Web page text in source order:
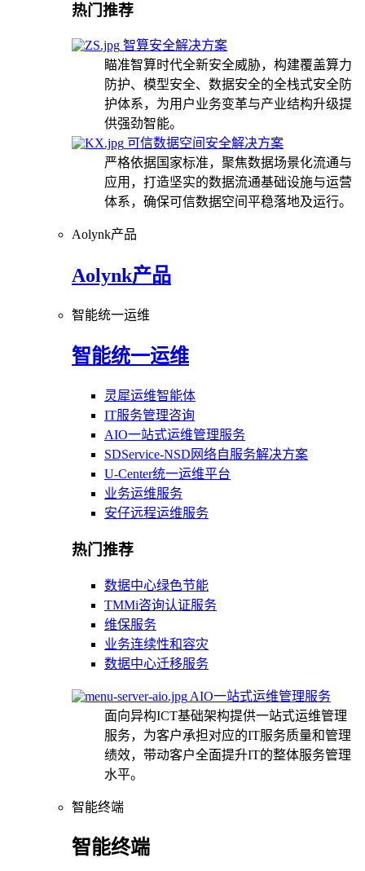
热门推荐
智算安全解决方案
瞄准智算时代全新安全威胁，构建覆盖算力
防护、模型安全、数据安全的全栈式安全防
护体系，为用户业务变革与产业结构升级提
供强劲智能。
可信数据空间安全解决方案
严格依据国家标准，聚焦数据场景化流通与
应用，打造坚实的数据流通基础设施与运营
体系，确保可信数据空间平稳落地及运行。
Aolynk产品
Aolynk产品
智能统一运维
智能统一运维
灵犀运维智能体
IT服务管理咨询
AIO一站式运维管理服务
SDService-NSD网络自服务解决方案
U-Center统一运维平台
业务运维服务
安仔远程运维服务
热门推荐
数据中心绿色节能
TMMi咨询认证服务
维保服务
业务连续性和容灾
数据中心迁移服务
AIO一站式运维管理服务
面向异构ICT基础架构提供一站式运维管理
服务，为客户承担对应的IT服务质量和管理
绩效，带动客户全面提升IT的整体服务管理
水平。
智能终端
智能终端